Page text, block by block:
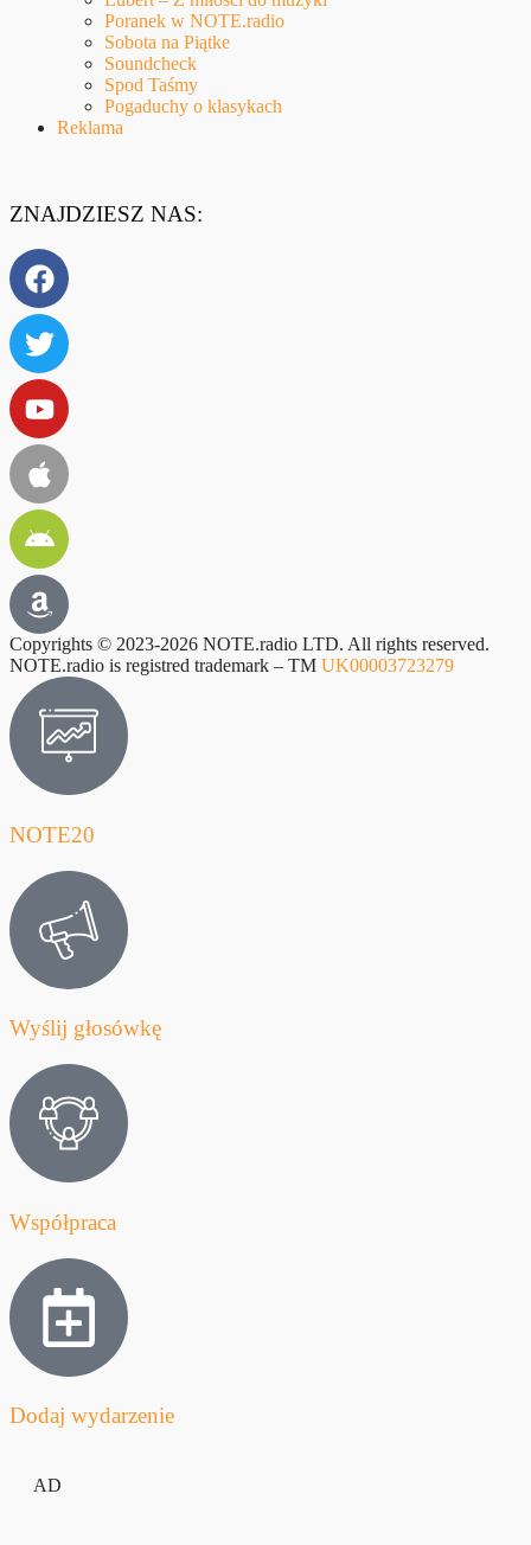
Poranek w NOTE.radio
Sobota na Piątke
Soundcheck
Spod Taśmy
Pogaduchy o klasykach
Reklama
ZNAJDZIESZ NAS:
Copyrights © 2023-2026 NOTE.radio LTD. All rights reserved.
NOTE.radio is registred trademark – TM UK00003723279
NOTE20
Wyślij głosówkę
Współpraca
Dodaj wydarzenie
AD